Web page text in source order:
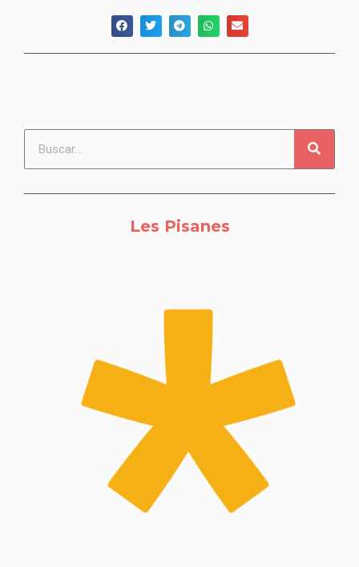
Les Pisanes